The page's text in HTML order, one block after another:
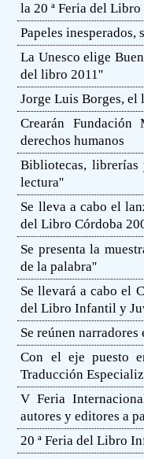
la 20 ª Feria del
Papeles inesperados,
La Unesco elige
del libro 2011''
Jorge Luis Borges,
Crearán
derechos humanos
Bibliotecas, librerías
lectura''
Se lleva a cabo el
del Libro Córdoba
Se presenta la
de la palabra''
Se llevará a cabo el
del Libro Infantil y
Se reúnen narradores
Con el eje puesto
Traducción
V Feria
autores y editores a
20 ª Feria del Libro